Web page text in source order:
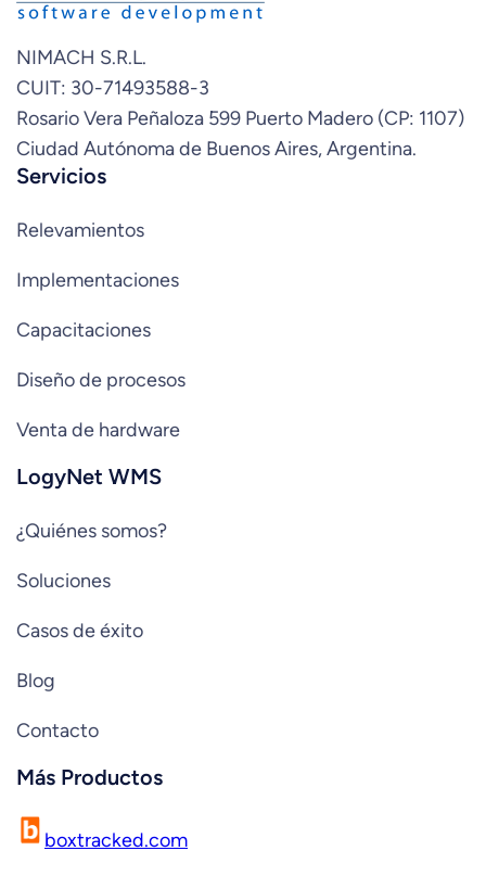
NIMACH S.R.L.
CUIT: 30-71493588-3
Rosario Vera Peñaloza 599 Puerto Madero (CP: 1107)
Ciudad Autónoma de Buenos Aires, Argentina.
Servicios
Relevamientos
Implementaciones
Capacitaciones
Diseño de procesos
Venta de hardware
LogyNet WMS
¿Quiénes somos?
Soluciones
Casos de éxito
Blog
Contacto
Más Productos
boxtracked.com